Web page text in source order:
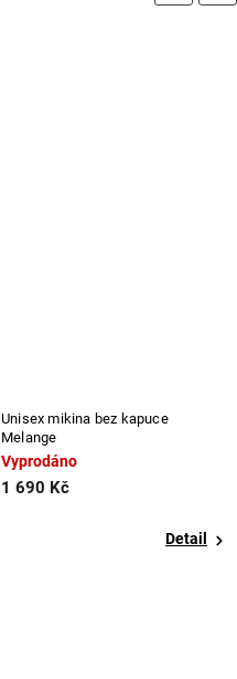
Unisex mikina bez kapuce
Melange
Vyprodáno
1 690 Kč
Detail